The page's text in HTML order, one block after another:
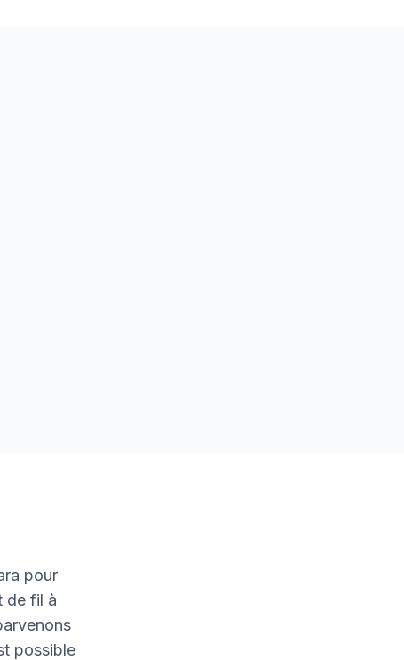
pour
de fil à
possible